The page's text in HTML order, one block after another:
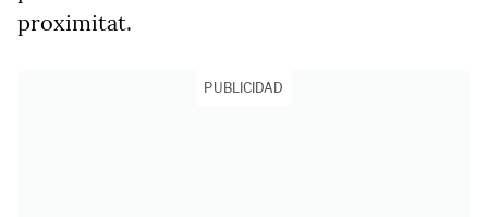
proximitat.
PUBLICIDAD